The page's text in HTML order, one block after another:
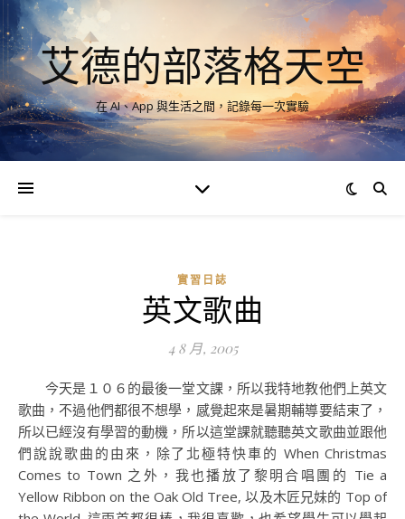
艾德的部落格天空
在 AI、App 與生活之間，記錄每一次實驗
實習日誌
英文歌曲
4 8 月, 2005
今天是１０６的最後一堂文課，所以我特地教他們上英文
歌曲，不過他們都很不想學，感覺起來是暑期輔導要結束了，
所以已經沒有學習的動機，所以這堂課就聽聽英文歌曲並跟他
們說說歌曲的由來，除了北極特快車的 When Christmas
Comes to Town 之外，我也播放了黎明合唱團的 Tie a
Yellow Ribbon on the Oak Old Tree, 以及木匠兄妹的 Top of